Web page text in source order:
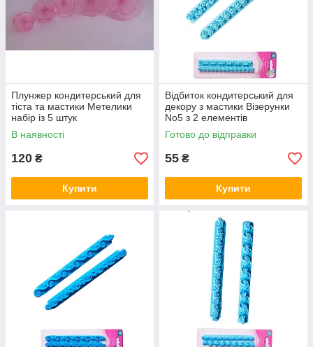
Плунжер кондитерський для
тіста та мастики Метелики
набір із 5 штук
В наявності
120 ₴
Купити
Відбиток кондитерський для
декору з мастики Візерунки
No5 з 2 елементів
Готово до відправки
55 ₴
Купити